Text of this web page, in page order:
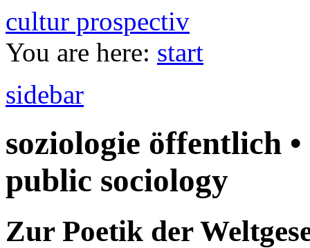
cultur prospectiv
You are here: start
sidebar
soziologie öffentlich
public sociology
Zur Poetik der